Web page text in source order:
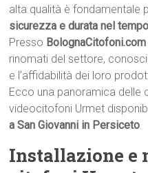
alta qualità è fondamentale
sicurezza e durata nel tempo
Presso BolognaCitofoni.com
rinomati del settore,
e l’affidabilità dei loro
Ecco una panoramica delle
videocitofoni Urmet
a San Giovanni in Persiceto.
Installazione e